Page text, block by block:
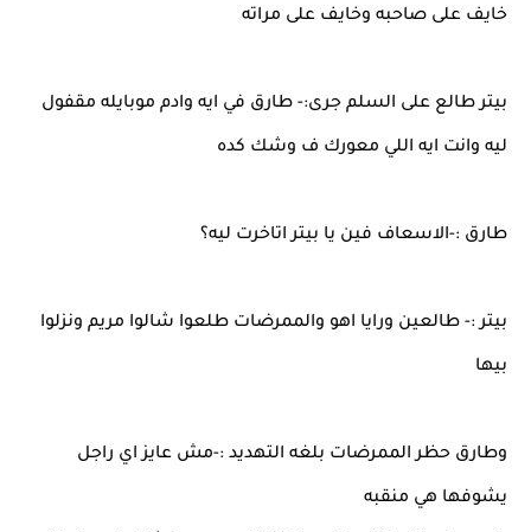
خايف على صاحبه وخايف على مراته
بيتر طالع على السلم جرى:- طارق في ايه وادم موبايله مقفول
ليه وانت ايه اللي معورك ف وشك كده
طارق :-الاسعاف فين يا بيتر اتاخرت ليه؟
بيتر :- طالعين ورايا اهو والممرضات طلعوا شالوا مريم ونزلوا
بيها
وطارق حظر الممرضات بلغه التهديد :-مش عايز اي راجل
يشوفها هي منقبه